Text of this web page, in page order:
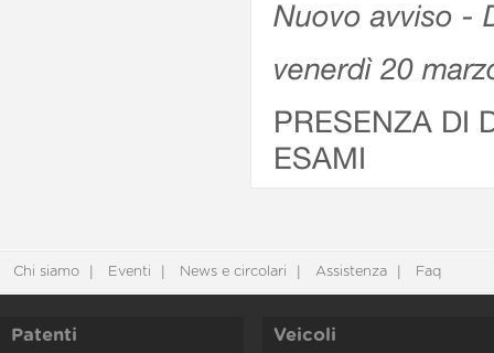
Nuovo avviso -
venerdì 20
PRESENZA DI
ESAMI
Chi siamo Eventi News e circolari Assistenza Faq
Patenti Veicoli